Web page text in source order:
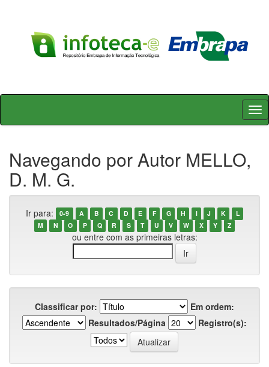
Skip
Navegando por Autor MELLO,
D. M. G.
Ir para: 0-9 A B C D E F G H I J K
L
M
N O P Q R S T U V W X Y Z
ou entre com as primeiras letras:
Classificar por:
Em ordem:
Resultados/Página
Registro(s):